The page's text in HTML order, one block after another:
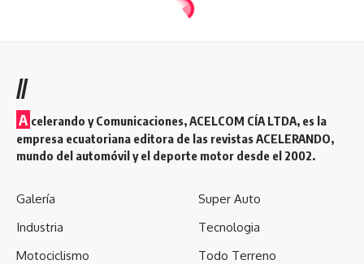
//
A celerando y Comunicaciones, ACELCOM CÍA LTDA, es la
empresa ecuatoriana editora de las revistas ACELERANDO,
mundo del automóvil y el deporte motor desde el 2002.
Galería
Industria
Motociclismo
Super Auto
Tecnologia
Todo Terreno